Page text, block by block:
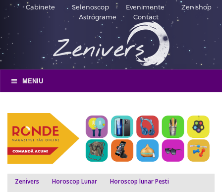
Cabinete Selenoscop Evenimente
Zenishop
Astrograme
Contact
MENIU
Zenivers Horoscop Lunar
Horoscop lunar Pesti